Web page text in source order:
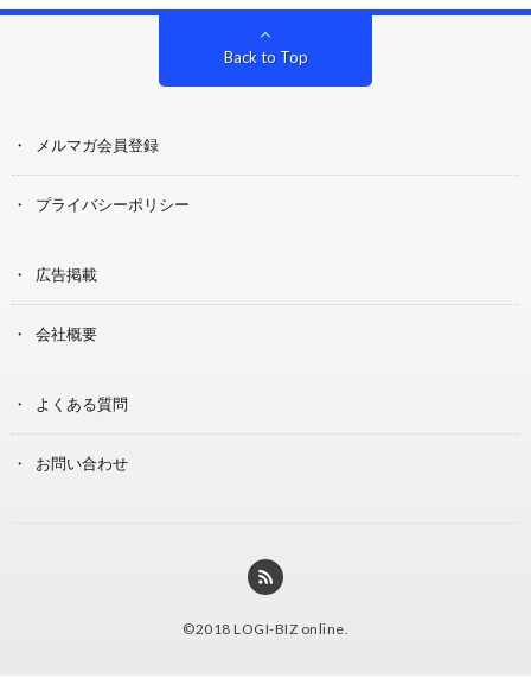
Back to Top
メルマガ会員登録
プライバシーポリシー
広告掲載
会社概要
よくある質問
お問い合わせ
©2018 LOGI-BIZ online.